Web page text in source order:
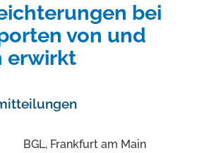
bei
von und
erwirkt
BGL, Frankfurt am Main